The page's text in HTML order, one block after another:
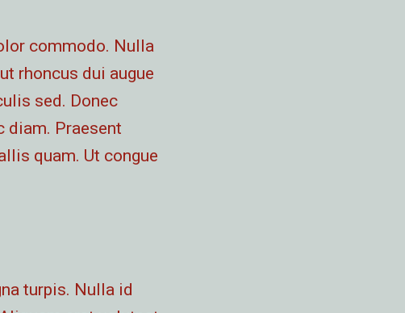
commodo. Nulla
rhoncus dui augue
sed. Donec
diam. Praesent
quam. Ut congue
turpis. Nulla id